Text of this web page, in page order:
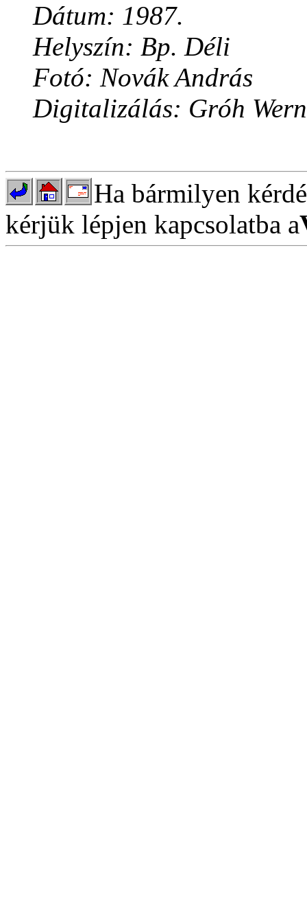
Dátum: 1987.
Helyszín: Bp. Déli
Fotó: Novák András
Digitalizálás: Gróh
Ha bármilyen
kérjük lépjen kapcsolatba a